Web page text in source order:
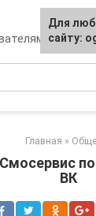
Главная »
ВК
Для
сайту: